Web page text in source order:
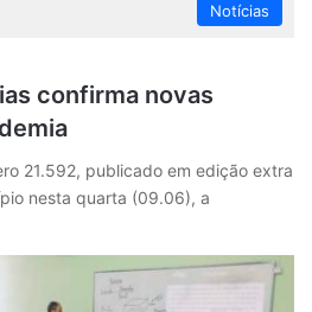
Notícias
confirma novas
21.592, publicado em edição extra
nesta quarta (09.06), a